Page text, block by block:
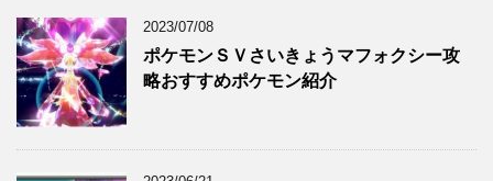
2023/07/08
ポケモンＳＶさいきょうマフォクシー攻
略おすすめポケモン紹介